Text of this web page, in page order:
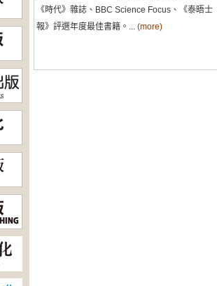
《時代》雜誌、BBC Science Focus、《泰晤士
報》評選年度最佳書籍。... (more)